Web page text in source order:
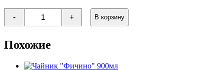
-
Количество
товара
Чайник
топаз"
1200мл
+ В корзину
Похожие